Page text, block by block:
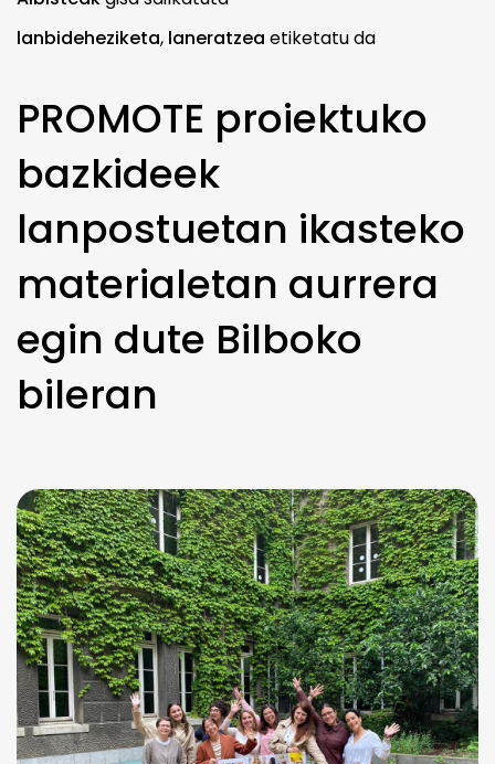
lanbideheziketa, laneratzea etiketatu da
PROMOTE proiektuko
bazkideek
lanpostuetan ikasteko
materialetan aurrera
egin dute Bilboko
bileran